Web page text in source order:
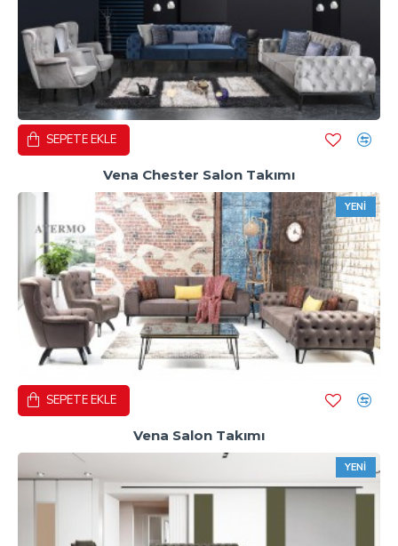
Vena Chester Salon Takımı
SEPETE EKLE
YENI
Vena Salon Takımı
SEPETE EKLE
YENI